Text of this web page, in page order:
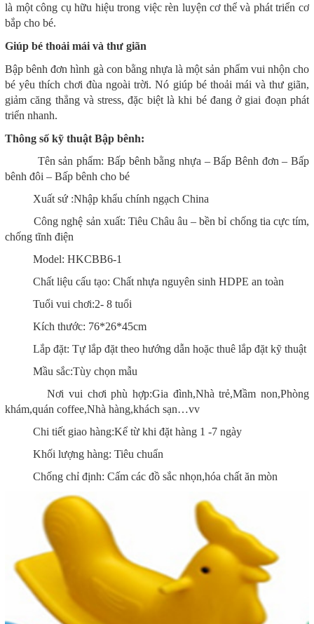
là một công cụ hữu hiệu trong việc rèn luyện cơ thể và phát triển cơ
bắp cho bé.
Giúp bé thoải mái và thư giãn
Bập bênh đơn hình gà con bằng nhựa là một sản phẩm vui nhộn cho
bé yêu thích chơi đùa ngoài trời. Nó giúp bé thoải mái và thư giãn,
giảm căng thẳng và stress, đặc biệt là khi bé đang ở giai đoạn phát
triển nhanh.
Thông số kỹ thuật Bập bênh:
Tên sản phẩm: Bấp bênh bằng nhựa – Bấp Bênh đơn – Bấp
bênh đôi – Bấp bênh cho bé
Xuất sứ :Nhập khẩu chính ngạch China
Công nghệ sản xuất: Tiêu Châu âu – bền bỉ chống tia cực tím,
chống tĩnh điện
Model: HKCBB6-1
Chất liệu cấu tạo: Chất nhựa nguyên sinh HDPE an toàn
Tuổi vui chơi:2- 8 tuổi
Kích thước: 76*26*45cm
Lắp đặt: Tự lắp đặt theo hướng dẫn hoặc thuê lắp đặt kỹ thuật
Mầu sắc:Tùy chọn mẫu
Nơi vui chơi phù hợp:Gia đình,Nhà trẻ,Mầm non,Phòng
khám,quán coffee,Nhà hàng,khách sạn…vv
Chi tiết giao hàng:Kể từ khi đặt hàng 1 -7 ngày
Khối lượng hàng: Tiêu chuẩn
Chống chỉ định: Cấm các đồ sắc nhọn,hóa chất ăn mòn